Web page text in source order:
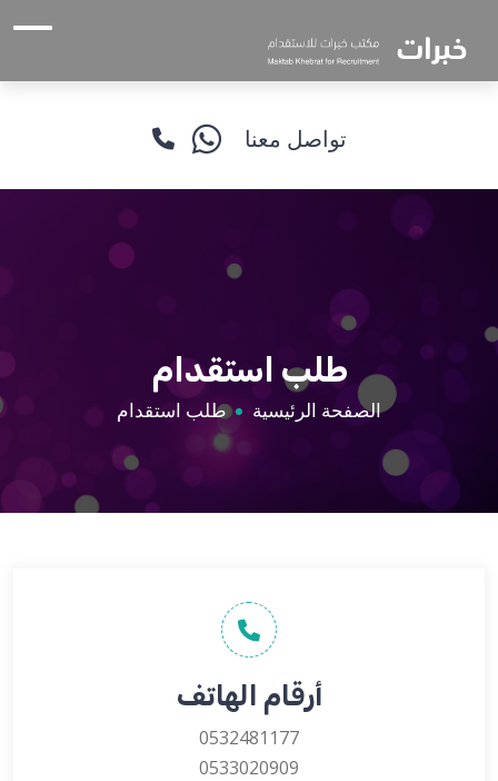
تواصل معنا
طلب استقدام
الصفحة الرئيسية طلب استقدام
أرقام الهاتف
0532481177
0533020909